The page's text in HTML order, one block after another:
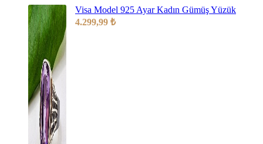
Visa Model 925 Ayar Kadın Gümüş Yüzük
4.299,99 ₺